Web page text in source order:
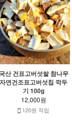
국산 건표고버섯쌀 참나무
자연건조표고버섯칩 깍두
기 100g
12,000원
120원 적립